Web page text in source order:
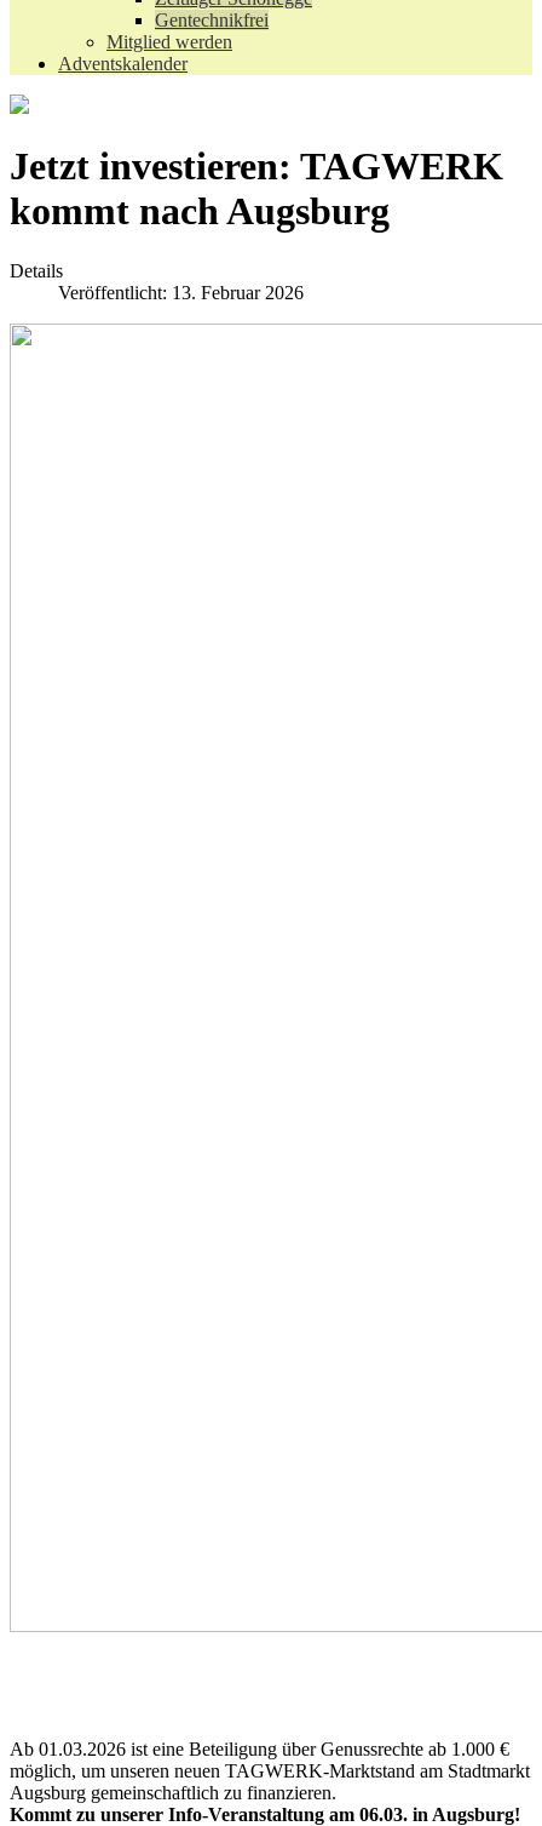
Gentechnikfrei
Mitglied werden
Adventskalender
Jetzt investieren: TAGWERK
kommt nach Augsburg
Details
Veröffentlicht: 13. Februar 2026
Ab 01.03.2026 ist eine Beteiligung über Genussrechte ab 1.000 €
möglich, um unseren neuen TAGWERK-Marktstand am Stadtmarkt
Augsburg gemeinschaftlich zu finanzieren.
Kommt zu unserer Info-Veranstaltung am 06.03. in Augsburg!